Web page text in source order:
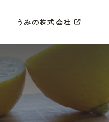
うみの株式会社